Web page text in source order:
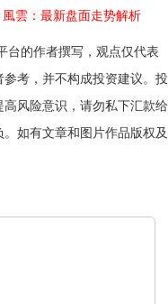
風雲：最新盘面走势解析
台的作者撰写，观点仅代表
考，并不构成投资建议。投
风险意识，请勿私下汇款给
如有文章和图片作品版权及